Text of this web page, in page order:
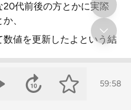
代前後の方とかに実際
、
値を更新したよという結
も24万円台となっている
しまっているということ
59:58